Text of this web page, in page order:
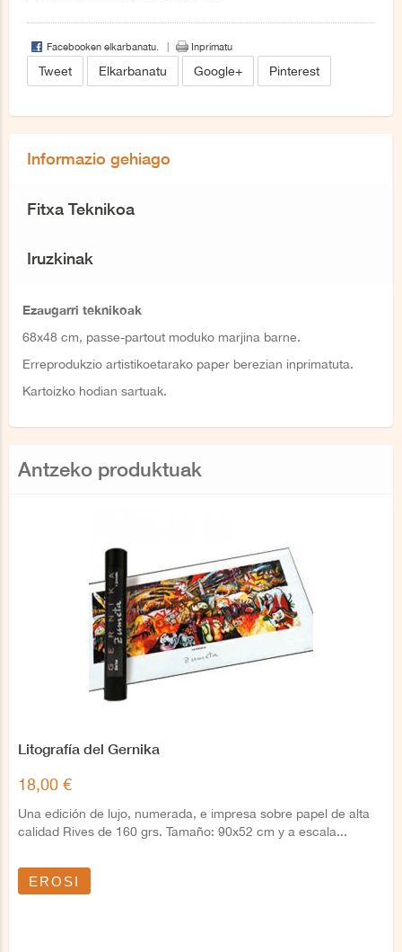
Facebooken elkarbanatu. Inprimatu
Tweet Elkarbanatu Google+ Pinterest
Informazio gehiago
Fitxa Teknikoa
Iruzkinak
Ezaugarri teknikoak
68x48 cm, passe-partout moduko marjina barne.
Erreprodukzio artistikoetarako paper berezian inprimatuta.
Kartoizko hodian sartuak.
Antzeko produktuak
Litografía del Gernika
18,00 €
Una edición de lujo, numerada, e impresa sobre papel de alta
calidad Rives de 160 grs. Tamaño: 90x52 cm y a escala...
EROSI